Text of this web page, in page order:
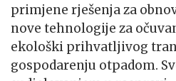
primjene rješenja za
nove tehnologije za
ekološki prihvatljivog
gospodarenju otpadom.